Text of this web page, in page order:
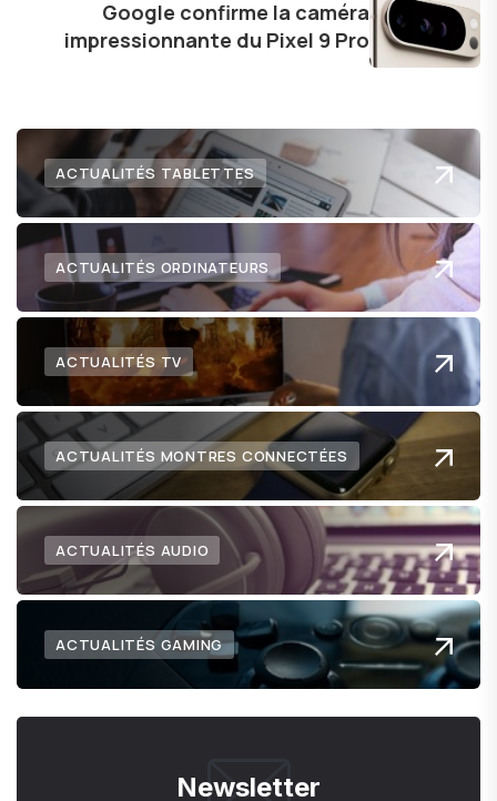
technologie me permet de présenter aux
lecteurs un aperçu captivant de ce que le futur
Google confirme la caméra
impressionnante du Pixel 9 Pro
ACTUALITÉS TABLETTES
ACTUALITÉS ORDINATEURS
ACTUALITÉS TV
ACTUALITÉS MONTRES CONNECTÉES
ACTUALITÉS AUDIO
ACTUALITÉS GAMING
Newsletter